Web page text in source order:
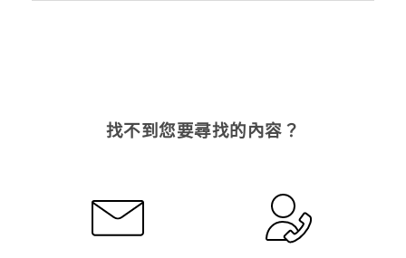
找不到您要尋找的內容？